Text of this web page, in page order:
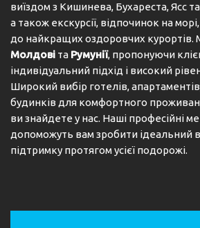
виїздом з Кишинева, Бухареста, Ясс та
а також екскурсії, відпочинок на
до найкращих оздоровчих
Молдові та Румунії, пропонуючи
індивідуальний підхід і високий
Широкий вибір готелів,
будинків для комфортного
ви знайдете у нас. Наші професійні
допоможуть вам зробити ідеальний
підтримку протягом усієї подорожі.